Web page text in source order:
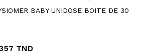
BABY UNIDOSE BOITE DE 30
TND